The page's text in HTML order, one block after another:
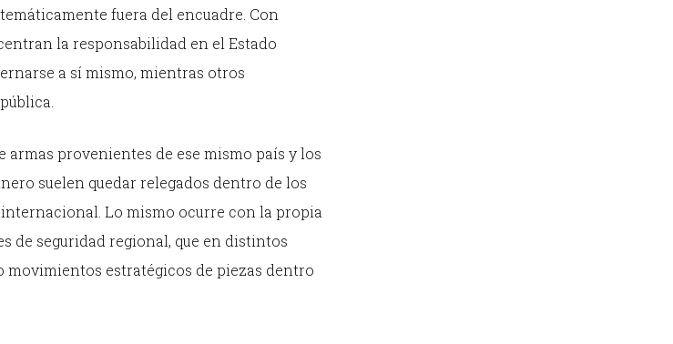
fuera del encuadre. Con
la responsabilidad en el Estado
a sí mismo, mientras otros
provenientes de ese mismo país y los
suelen quedar relegados dentro de los
Lo mismo ocurre con la propia
de seguridad regional, que en distintos
estratégicos de piezas dentro